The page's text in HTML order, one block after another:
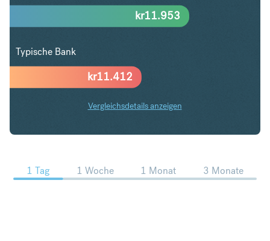
kr11.412
kr11.953
Typische Bank
Vergleichsdetails anzeigen
HKD in SEK Trends
1 Tag 1 Woche 1 Monat 3 Monate